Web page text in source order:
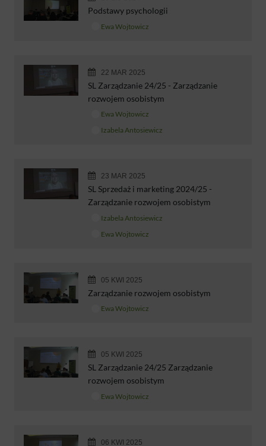
Podstawy psychologii
Ewa Wojtowicz
22 MAR 2025
SL Zarządzanie 24/25 - Zarządzanie
rozwojem osobistym
Ewa Wojtowicz
Izabela Antosiewicz
23 MAR 2025
SL Sprzedaż i marketing 2024/25 -
Zarządzanie rozwojem osobistym
Izabela Antosiewicz
Ewa Wojtowicz
05 KWI 2025
Zarządzanie rozwojem osobistym
Ewa Wojtowicz
05 KWI 2025
SL Zarządzanie 24/25 Zarządzanie
rozwojem osobistym
Ewa Wojtowicz
06 KWI 2025